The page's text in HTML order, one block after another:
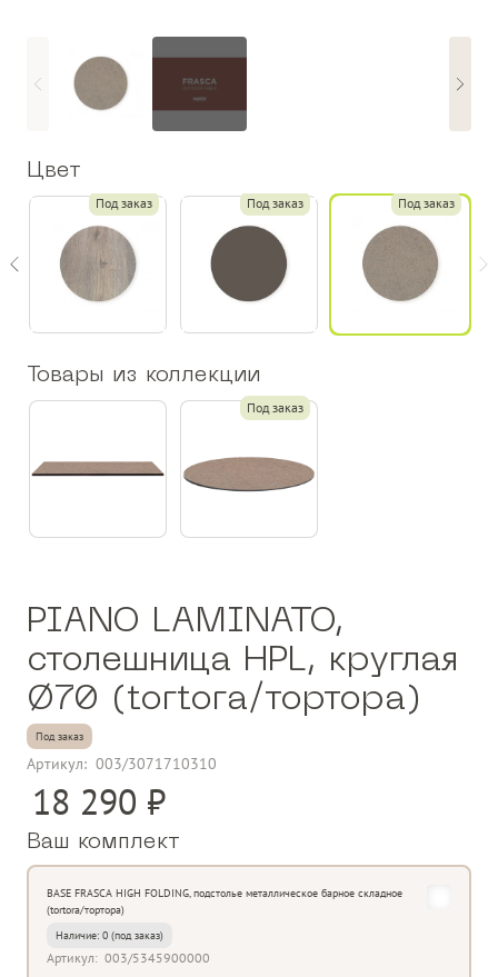
Цвет
Под заказ Под заказ Под заказ
Товары из коллекции
Под заказ
PIANO LAMINATO,
столешница HPL, круглая
Ø70 (tortora/тортора)
Под заказ
Артикул: 003/3071710310
18 290
Ваш комплект
BASE FRASCA HIGH FOLDING, подстолье металлическое барное складное
(tortora/тортора)
Наличие: 0
Артикул: 003/5345900000